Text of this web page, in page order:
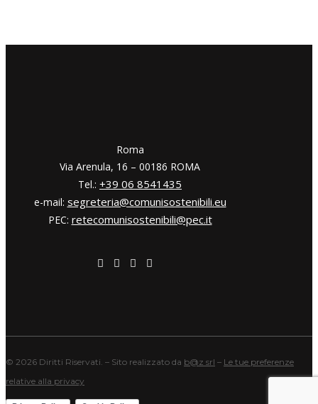
​​Roma
Via Arenula, 16 – 00186 ROMA
Tel.: +39 06 8541435
e-mail: segreteria@comunisostenibili.eu
PEC: retecomunisostenibili@pec.it
© 2026 Diritti Riservati. – Sito realizzato da b@z srl – Le tue preferenze
relative alla privacy